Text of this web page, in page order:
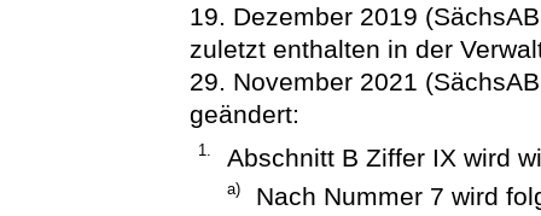
19. Dezember 2019
zuletzt enthalten in der
29. November 2021
geändert:
1. Abschnitt B Ziffer IX wird
a) Nach Nummer 7 wird